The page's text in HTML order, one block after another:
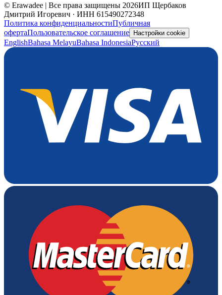
© Erawadee | Все права защищены 2026ИП Щербаков
Дмитрий Игоревич · ИНН 615490272348
Политика конфиденциальностиПубличная
офертаПользовательское соглашение Настройки cookie
EnglishBahasa MelayuBahasa IndonesiaРусский